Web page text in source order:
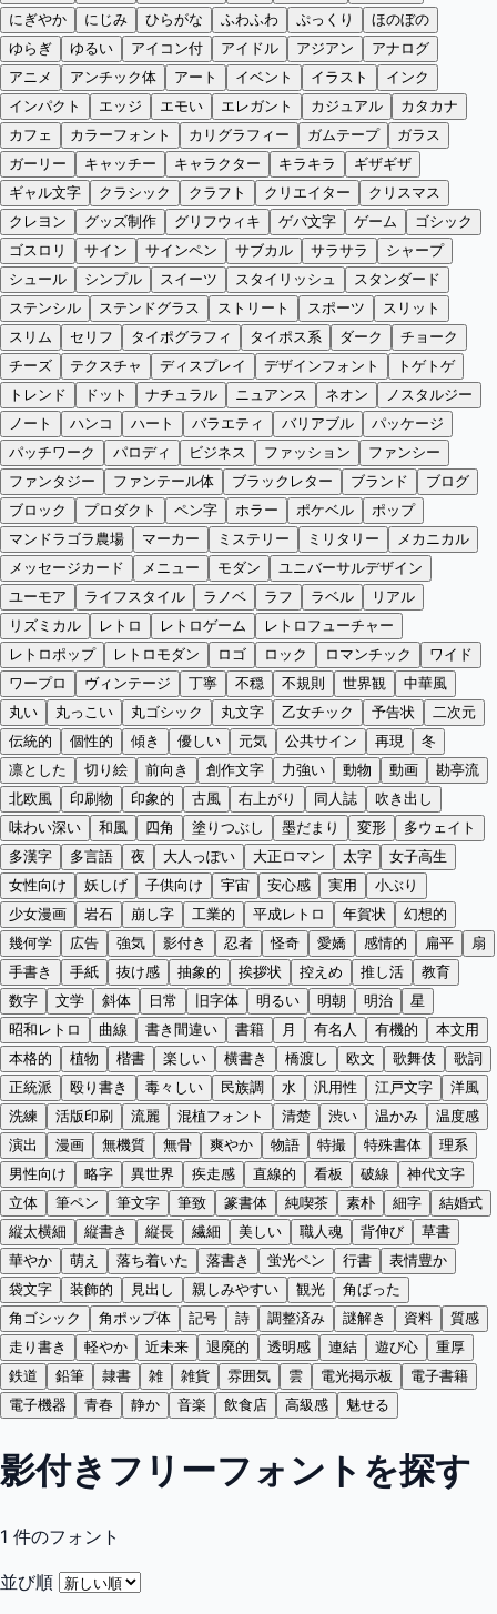
にぎやか
にじみ ひらがな ふわふわ ぷっくり
ほのぼの
ゆらぎ
ゆるい アイコン付 アイドル アジアン
アナログ
アニメ
アンチック体 アート イベント イラスト
インク
インパクト
エッジ エモい エレガント カジュアル
カタカナ
カフェ
カラーフォント カリグラフィー ガムテープ
ガラス
ガーリー
キャッチー キャラクター キラキラ
ギザギザ
ギャル文字
クラシック クラフト クリエイター
クリスマス
クレヨン
グッズ制作 グリフウィキ ゲバ文字 ゲーム
ゴシック
ゴスロリ
サイン サインペン サブカル サラサラ
シャープ
シュール
シンプル スイーツ スタイリッシュ
スタンダード
ステンシル
ステンドグラス ストリート スポーツ
スリット
スリム
セリフ タイポグラフィ タイポス系 ダーク
チョーク
チーズ
テクスチャ ディスプレイ デザインフォント
トゲトゲ
トレンド
ドット ナチュラル ニュアンス ネオン
ノスタルジー
ノート
ハンコ ハート バラエティ バリアブル
パッケージ
パッチワーク
パロディ ビジネス ファッション
ファンシー
ファンタジー
ファンテール体 ブラックレター ブランド
ブログ
ブロック
プロダクト ペン字 ホラー ポケベル
ポップ
マンドラゴラ農場
マーカー ミステリー ミリタリー
メカニカル
メッセージカード
メニュー モダン
ユニバーサルデザイン
ユーモア
ライフスタイル ラノベ ラフ ラベル
リアル
リズミカル
レトロ レトロゲーム
レトロフューチャー
レトロポップ
レトロモダン ロゴ ロック ロマンチック
ワイド
ワープロ
ヴィンテージ 丁寧 不穏 不規則 世界観
中華風
丸い
丸っこい 丸ゴシック 丸文字 乙女チック 予告状
二次元
伝統的
個性的 傾き 優しい 元気 公共サイン 再現
冬
凛とした
切り絵 前向き 創作文字 力強い 動物 動画
勘亭流
北欧風
印刷物 印象的 古風 右上がり 同人誌
吹き出し
味わい深い
和風 四角 塗りつぶし 墨だまり 変形
多ウェイト
多漢字
多言語 夜 大人っぽい 大正ロマン 太字
女子高生
女性向け
妖しげ 子供向け 宇宙 安心感 実用
小ぶり
少女漫画
岩石 崩し字 工業的 平成レトロ 年賀状
幻想的
幾何学
広告 強気 影付き 忍者 怪奇 愛嬌 感情的 扁平
扇
手書き
手紙 抜け感 抽象的 挨拶状 控えめ 推し活
教育
数字
文学 斜体 日常 旧字体 明るい 明朝 明治
星
昭和レトロ
曲線 書き間違い 書籍 月 有名人 有機的
本文用
本格的
植物 楷書 楽しい 横書き 橋渡し 欧文 歌舞伎
歌詞
正統派
殴り書き 毒々しい 民族調 水 汎用性 江戸文字
洋風
洗練
活版印刷 流麗 混植フォント 清楚 渋い 温かみ
温度感
演出
漫画 無機質 無骨 爽やか 物語 特撮 特殊書体
理系
男性向け
略字 異世界 疾走感 直線的 看板 破線
神代文字
立体
筆ペン 筆文字 筆致 篆書体 純喫茶 素朴 細字
結婚式
縦太横細
縦書き 縦長 繊細 美しい 職人魂 背伸び
草書
華やか
萌え 落ち着いた 落書き 蛍光ペン 行書
表情豊か
袋文字
装飾的 見出し 親しみやすい 観光
角ばった
角ゴシック
角ポップ体 記号 詩 調整済み 謎解き 資料
質感
走り書き
軽やか 近未来 退廃的 透明感 連結 遊び心
重厚
鉄道
鉛筆 隷書 雑 雑貨 雰囲気 雲 電光掲示板
電子書籍
電子機器
青春 静か 音楽 飲食店 高級感 魅せる
影付きフリーフォントを探す
1 件のフォント
並び順